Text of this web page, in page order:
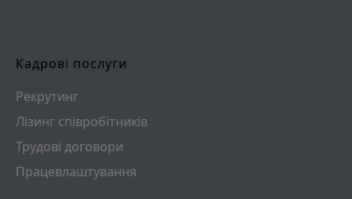
Кадрові послуги
Рекрутинг
Лізинг співробітників
Трудові договори
Працевлаштування